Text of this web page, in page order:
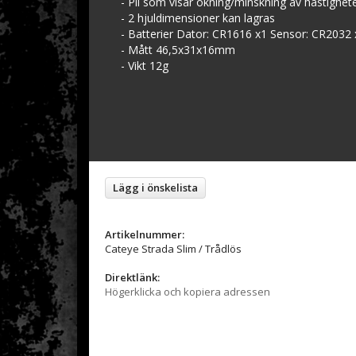
- 2 hjuldimensioner kan lagras
- Batterier Dator: CR1616 x1 Sensor: CR2032
- Mått 46,5x31x16mm
- Vikt 12g
Lägg i önskelista
Artikelnummer:
Cateye Strada Slim / Trådlös
Direktlänk:
Högerklicka och kopiera adressen